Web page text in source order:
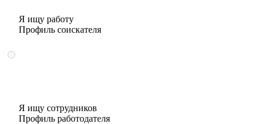
Я ищу работу
Профиль соискателя
Я ищу сотрудников
Профиль работодателя